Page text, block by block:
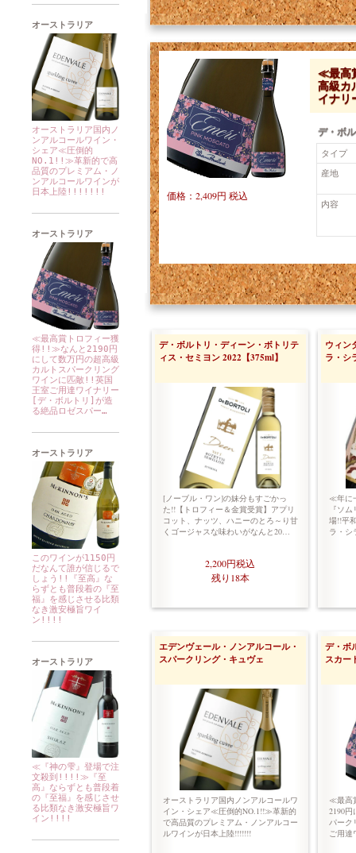
オーストラリア
オーストラリア国内ノ
ンアルコールワイン・
シェア≪圧倒的
NO.1!!≫革新的で高
品質のプレミアム・ノ
ンアルコールワインが
日本上陸!!!!!!!
オーストラリア
≪最高賞トロフィー獲
得!!≫なんと2190円
にして数万円の超高級
カルトスパークリング
ワインに匹敵!!英国
王室ご用達ワイナリー
[デ・ボルトリ]が造
る絶品ロゼスパー…
オーストラリア
このワインが1150円
だなんて誰が信じるで
しょう!!『至高』な
らずとも普段着の『至
福』を感じさせる比類
なき激安極旨ワイ
ン!!!!
オーストラリア
≪『神の雫』登場で注
文殺到!!!!≫『至
高』ならずとも普段着
の『至福』を感じさせ
る比類なき激安極旨ワ
イン!!!!
≪最高
高級カ
イナ
デ・ボ
タイプ
産地
内容
価格：2,409円 税込
デ・ボルトリ・ディーン・ボトリテ
ィス・セミヨン 2022【375ml】
[ノーブル・ワン]の妹分もすごかっ
た!!【トロフィー＆金賞受賞】アプリ
コット、ナッツ、ハニーのとろ～り甘
くゴージャスな味わいがなんと20…
2,200円税込
残り18本
ウィン
ラ・シ
≪年に
『ソ
場!!平
ラ・
エデンヴェール・ノンアルコール・
スパークリング・キュヴェ
オーストラリア国内ノンアルコールワ
イン・シェア≪圧倒的NO.1!!≫革新的
で高品質のプレミアム・ノンアルコー
ルワインが日本上陸!!!!!!!
デ・ボ
スカー
≪最高
2190
パーク
ご用